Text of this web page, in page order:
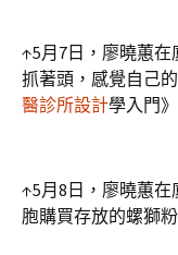
↑5月7日，廖曉蕙
抓著頭，感覺自己
醫診所設計學入門
↑5月8日，廖曉蕙在
胞購買存放的螺獅粉